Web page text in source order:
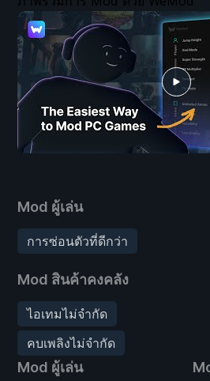
Mod ผู้เล่น
การซ่อนตัวที่ดีกว่า
Mod สินค้าคงคลัง
ไอเทมไม่จำกัด
คบเพลิงไม่จำกัด
Mod ผู้เล่น